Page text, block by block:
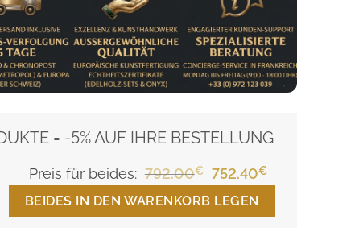
= -5% AUF IHRE BESTELLUNG
Preis für beides: 792.00€
Ursprünglicher
Preis
war:
752.40€Aktueller
ist:
BEIDES IN DEN WARENKORB LEGEN